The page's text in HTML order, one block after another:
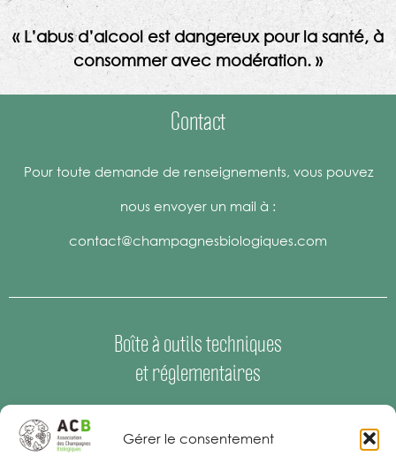
Gérer le consentement
« L’abus d’alcool est dangereux pour la santé, à
consommer avec modération. »
Contact
Pour toute demande de renseignements, vous pouvez
nous envoyer un mail à :
contact@champagnesbiologiques.com
Boîte à outils techniques
et réglementaires
Espace Presse